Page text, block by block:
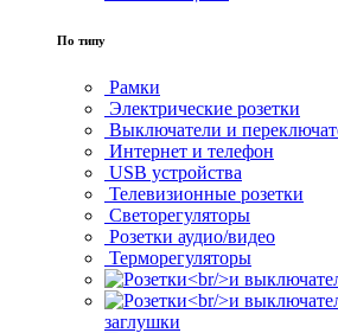
По типу
Рамки
Электрические розетки
Выключатели и
Интернет и телефон
USB устройства
Телевизионные розетки
Светорегуляторы
Розетки аудио/видео
Терморегуляторы
заглушки